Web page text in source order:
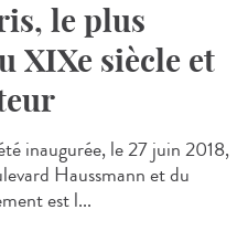
le plus
XIXe siècle et
inaugurée, le 27 juin 2018,
Haussmann et du
est l...